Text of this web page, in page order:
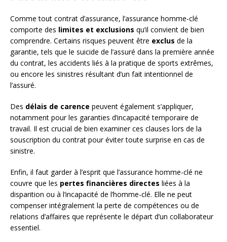
Comme tout contrat d’assurance, l’assurance homme-clé
comporte des limites et exclusions qu’il convient de bien
comprendre. Certains risques peuvent être exclus de la
garantie, tels que le suicide de l’assuré dans la première année
du contrat, les accidents liés à la pratique de sports extrêmes,
ou encore les sinistres résultant d’un fait intentionnel de
l’assuré.
Des délais de carence peuvent également s’appliquer,
notamment pour les garanties d’incapacité temporaire de
travail. Il est crucial de bien examiner ces clauses lors de la
souscription du contrat pour éviter toute surprise en cas de
sinistre.
Enfin, il faut garder à l’esprit que l’assurance homme-clé ne
couvre que les pertes financières directes liées à la
disparition ou à l’incapacité de l’homme-clé. Elle ne peut
compenser intégralement la perte de compétences ou de
relations d’affaires que représente le départ d’un collaborateur
essentiel.